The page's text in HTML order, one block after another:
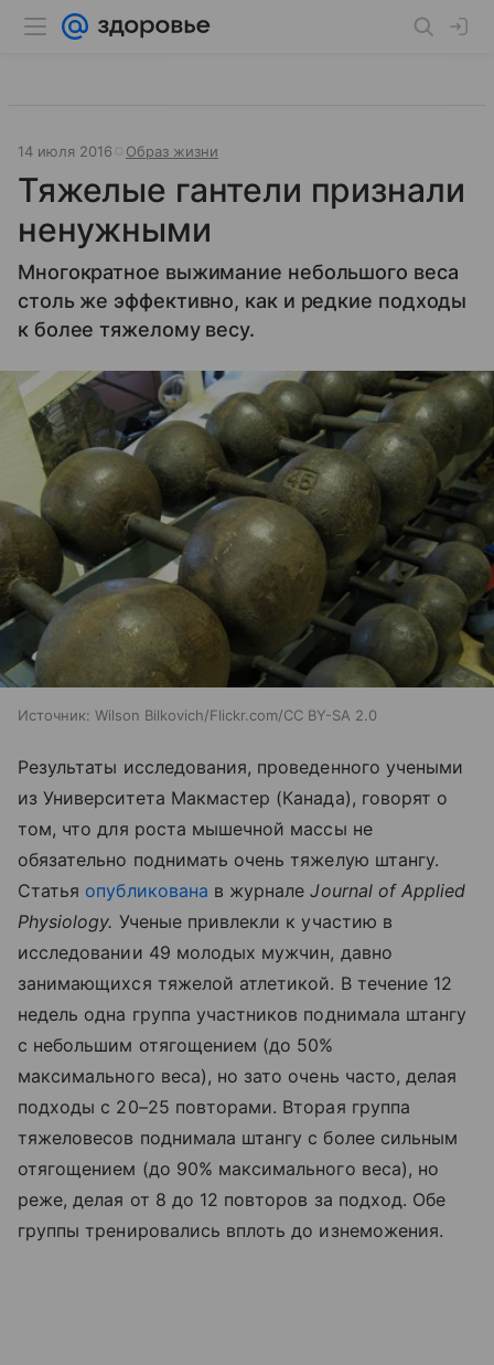
14 июля 2016 Образ жизни
Тяжелые гантели признали
ненужными
Многократное выжимание небольшого веса
столь же эффективно, как и редкие подходы
к более тяжелому весу.
Источник: Wilson Bilkovich/Flickr.com/CC BY-SA 2.0
Результаты исследования, проведенного учеными
из Университета Макмастер (Канада), говорят о
том, что для роста мышечной массы не
обязательно поднимать очень тяжелую штангу.
Статья опубликована в журналеJournal of Applied
Physiology. Ученые привлекли к участию в
исследовании 49 молодых мужчин, давно
занимающихся тяжелой атлетикой. В течение 12
недель одна группа участников поднимала штангу
с небольшим отягощением (до 50%
максимального веса), но зато очень часто, делая
подходы с 20–25 повторами. Вторая группа
тяжеловесов поднимала штангу с более сильным
отягощением (до 90% максимального веса), но
реже, делая от 8 до 12 повторов за подход. Обе
группы тренировались вплоть до изнеможения.